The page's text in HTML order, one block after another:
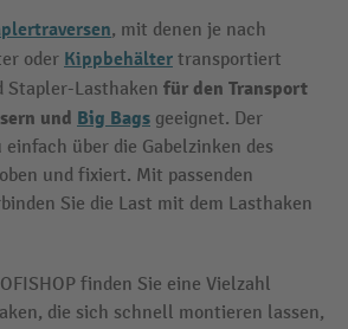
, mit denen je nach
oder Kippbehälter transportiert
Stapler-Lasthaken für den Transport
und Big Bags geeignet. Der
über die Gabelzinken des
und fixiert. Mit passenden
Sie die Last mit dem Lasthaken
finden Sie eine Vielzahl
die sich schnell montieren lassen,